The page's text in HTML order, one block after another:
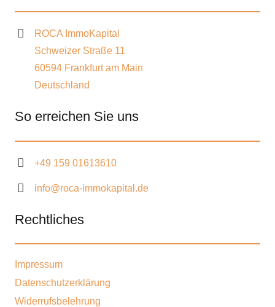
ROCA ImmoKapital
Schweizer Straße 11
60594 Frankfurt am Main
Deutschland
So erreichen Sie uns
+49 159 01613610
info@roca-immokapital.de
Rechtliches
Impressum
Datenschutzerklärung
Widerrufsbelehrung